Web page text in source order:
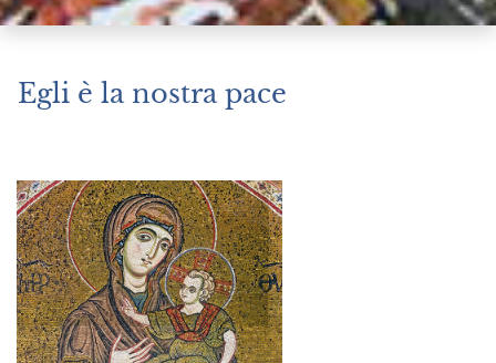
Egli è la nostra pace